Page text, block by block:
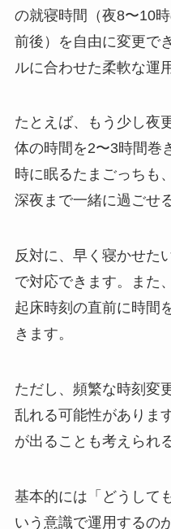
の就寝時間（夜8〜10
前後）を自由に変更で
ルに合わせた柔軟な運
たとえば、もう少し夜
体の時間を2〜3時間巻
時に眠るたまごっちも
深夜まで一緒に過ごせ
反対に、早く寝かせた
で対応できます。また
起床時刻の直前に時間
きます。
ただし、頻繁な時刻変
乱れる可能性がありま
が出ることも考えられ
基本的には「どうして
いう意識で運用するの